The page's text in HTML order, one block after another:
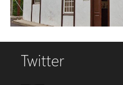
Casa 4424 La Palma
Casa con terreno
Twitter